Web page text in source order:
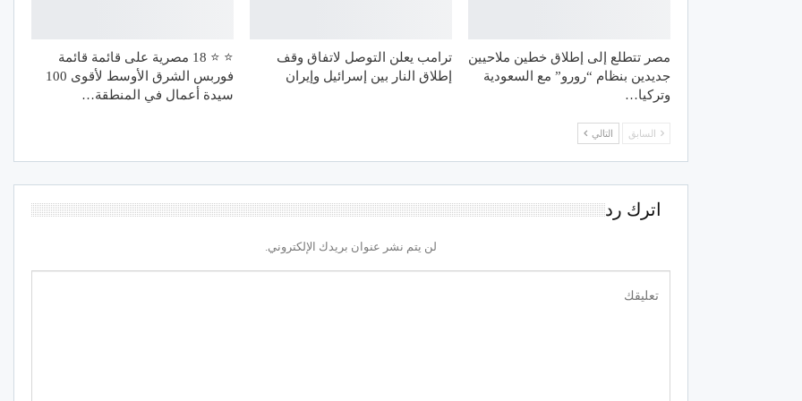
مصر تتطلع إلى إطلاق خطين ملاحيين
جديدين بنظام “رورو” مع السعودية
وتركيا…
ترامب يعلن التوصل لاتفاق وقف
إطلاق النار بين إسرائيل وإيران
⭐️ ⭐️ 18 مصرية على قائمة قائمة
فوربس الشرق الأوسط لأقوى 100
سيدة أعمال في المنطقة…
السابق التالي
اترك رد
لن يتم نشر عنوان بريدك الإلكتروني.